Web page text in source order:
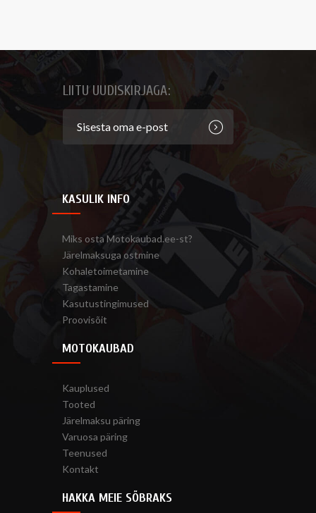
LIITU UUDISKIRJAGA:
KASULIK INFO
Miks osta Motokaubad.ee-st?
Järelmaksuga ostmine
Kohaletoimetamine
Tagastamine
Kasutustingimused
Proovisõit
MOTOKAUBAD
Kauplused
Tooted
Järelmaksu päring
Varuosa päring
Teenused
Kontakt
HAKKA MEIE SÕBRAKS